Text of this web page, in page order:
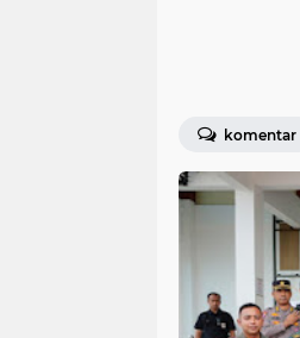
komentar